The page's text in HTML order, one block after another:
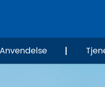
Anvendelse